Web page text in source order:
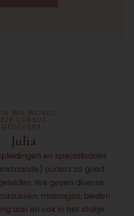
WIE WORDT
CURSUS
GEGEVEN?
Julia
en specialisaties
ouders zo goed
We geven diverse
massages, bieden
aan en ook in het stukje